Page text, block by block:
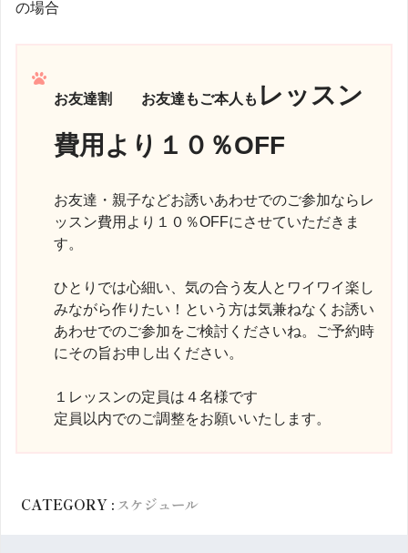
の場合
お友達割 お友達もご本人も レッスン
費用より１０％OFF
お友達・親子などお誘いあわせでのご参加ならレ
ッスン費用より１０％OFFにさせていただきま
す。
ひとりでは心細い、気の合う友人とワイワイ楽し
みながら作りたい！という方は気兼ねなくお誘い
あわせでのご参加をご検討くださいね。ご予約時
にその旨お申し出ください。
１レッスンの定員は４名様です
定員以内でのご調整をお願いいたします。
CATEGORY : スケジュール